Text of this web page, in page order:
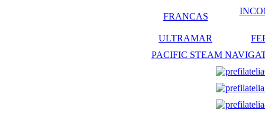
FRANCAS
ULTRAMAR
PACIFIC STEAM